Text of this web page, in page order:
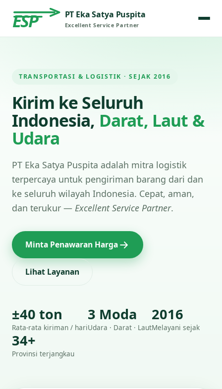
ESP PT Eka Satya Puspita
Excellent Service Partner
TRANSPORTASI & LOGISTIK · SEJAK 2016
Kirim ke Seluruh
Indonesia, Darat, Laut &
Udara
PT Eka Satya Puspita adalah mitra logistik
terpercaya untuk pengiriman barang dari dan
ke seluruh wilayah Indonesia. Cepat, aman,
dan terukur — Excellent Service Partner.
Minta Penawaran Harga
Lihat Layanan
±40 ton
Rata-rata kiriman / hari
3 Moda
Udara · Darat · Laut
2016
Melayani sejak
34+
Provinsi terjangkau